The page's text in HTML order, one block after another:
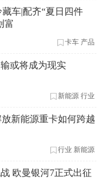
车|配齐“夏日四件
富
卡车 产品
或将成为现实
新能源 行业
新能源重卡如何跨越
行业 新能源
欧曼银河7正式出征